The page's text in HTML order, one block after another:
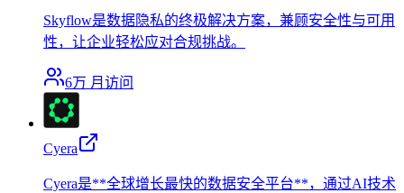
Skyflow是数据隐私的终极解决方案，兼顾安全性与可用
性，让企业轻松应对合规挑战。
6万 月访问
Cyera
Cyera是**全球增长最快的数据安全平台**，通过AI技术